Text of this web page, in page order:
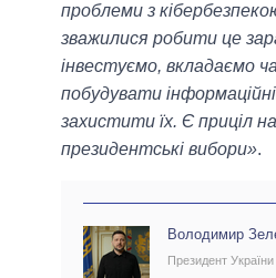
проблеми з
зважилися робити це
інвестуємо, вкладаємо
побудувати
захистити їх. Є приціл
президентські вибори».
Володимир
Президент України